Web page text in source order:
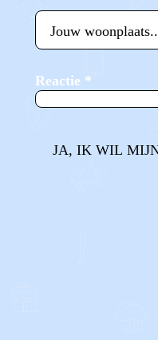
Reactie *
JA, IK WIL